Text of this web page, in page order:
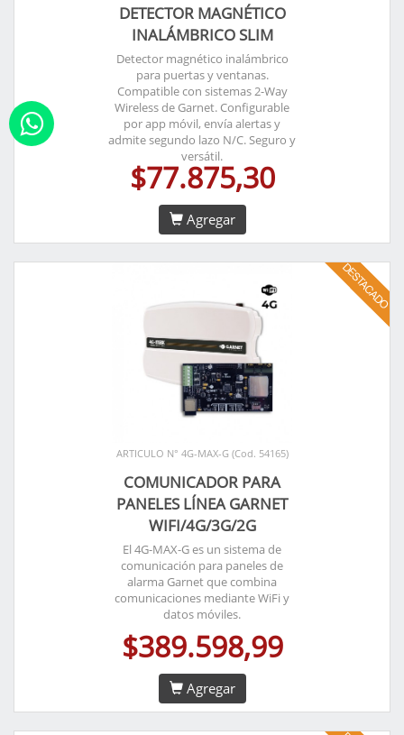
DETECTOR MAGNÉTICO
INALÁMBRICO SLIM
Detector magnético inalámbrico
para puertas y ventanas.
Compatible con sistemas 2-Way
Wireless de Garnet. Configurable
por app móvil, envía alertas y
admite segundo lazo N/C. Seguro y
versátil.
$77.875,30
Agregar
ARTICULO N° 4G-MAX-G (Cod. 54165)
COMUNICADOR PARA
PANELES LÍNEA GARNET
WIFI/4G/3G/2G
El 4G-MAX-G es un sistema de
comunicación para paneles de
alarma Garnet que combina
comunicaciones mediante WiFi y
datos móviles.
$389.598,99
Agregar